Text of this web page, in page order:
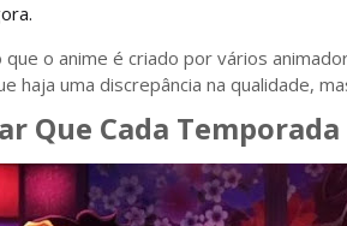
que o anime é criado por vários
haja uma discrepância na qualidade,
Que Cada